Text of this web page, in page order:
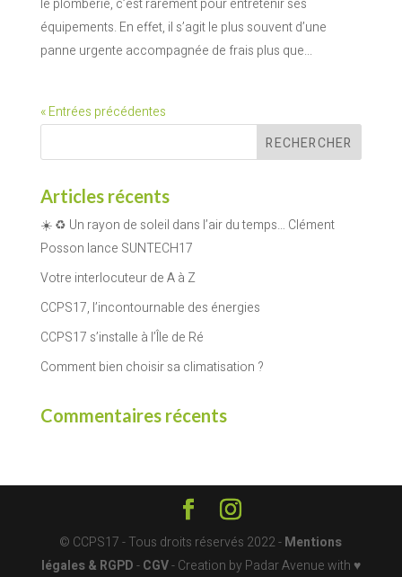
le plomberie, c’est rarement pour entretenir ses
équipements. En effet, il s’agit le plus souvent d’une
panne urgente accompagnée de frais plus que...
« Entrées précédentes
Articles récents
☀️ ♻️ Un rayon de soleil dans l’air du temps… Clément
Posson lance SUNTECH17
Votre interlocuteur de A à Z
CCPS17, l’incontournable des énergies
CCPS17 s’installe à l’Île de Ré
Comment bien choisir sa climatisation ?
Commentaires récents
© CCPS17 - Tous droits réservés 2022 -Mentions
légales & RGPD-CGV- Creation by Padar Avenue with ♥